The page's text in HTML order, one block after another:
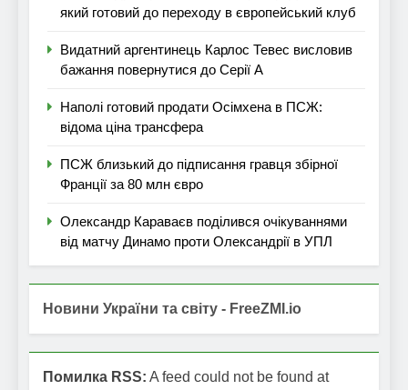
який готовий до переходу в європейський клуб
Видатний аргентинець Карлос Тевес висловив
бажання повернутися до Серії А
Наполі готовий продати Осімхена в ПСЖ:
відома ціна трансфера
ПСЖ близький до підписання гравця збірної
Франції за 80 млн євро
Олександр Караваєв поділився очікуваннями
від матчу Динамо проти Олександрії в УПЛ
Новини України та світу - FreeZMI.io
Помилка RSS: A feed could not be found at